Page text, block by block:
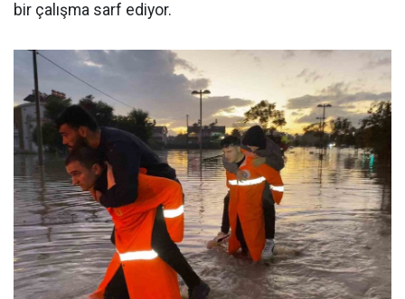
bir çalışma sarf ediyor.